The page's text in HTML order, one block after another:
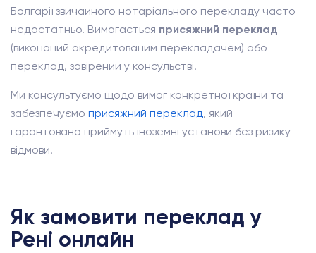
Болгарії звичайного нотаріального перекладу часто
недостатньо. Вимагається присяжний переклад
(виконаний акредитованим перекладачем) або
переклад, завірений у консульстві.
Ми консультуємо щодо вимог конкретної країни та
забезпечуємо присяжний переклад, який
гарантовано приймуть іноземні установи без ризику
відмови.
Як замовити переклад у
Рені онлайн